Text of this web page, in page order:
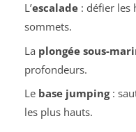
L’escalade: défier les
sommets.
La plongée sous-
profondeurs.
Le base jumping:
les plus hauts.